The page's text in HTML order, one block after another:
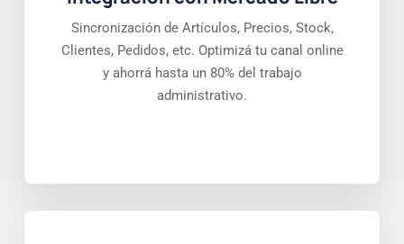
Sincronización de Artículos, Precios, Stock,
Clientes, Pedidos, etc. Optimizá tu canal online
y ahorrá hasta un 80% del trabajo
administrativo.